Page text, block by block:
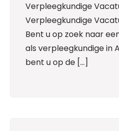
Verpleegkundige
Verpleegkundige
Bent u op zoek naar
als verpleegkundige in
bent u op de […]